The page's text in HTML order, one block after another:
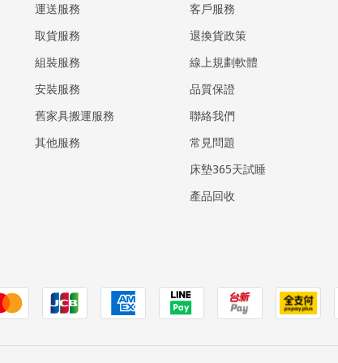
運送服務
取貨服務
組裝服務
安裝服務
​舊家具搬運服務
其他服務
客戶服務
退換貨政策
線上規劃軟體
品質保證
聯絡我們
常見問題
床墊365天試睡
產品回收